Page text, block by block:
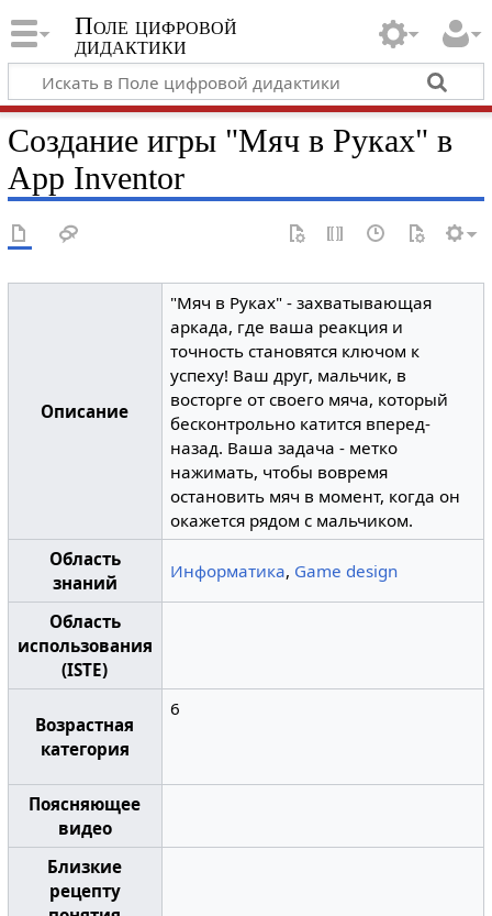
Поле цифровой
дидактики
Создание игры "Мяч в Руках" в
App Inventor
Описание
"Мяч в Руках" - захватывающая
аркада, где ваша реакция и
точность становятся ключом к
успеху! Ваш друг, мальчик, в
восторге от своего мяча, который
бесконтрольно катится вперед-
назад. Ваша задача - метко
нажимать, чтобы вовремя
остановить мяч в момент, когда он
окажется рядом с мальчиком.
Область
знаний
Информатика, Game design
Область
использования
(ISTE)
Возрастная
категория
6
Поясняющее
видео
Близкие
рецепту